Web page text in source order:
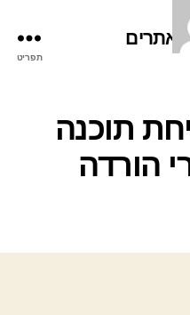
אתרים
תפריט
תוכנה
הורדה